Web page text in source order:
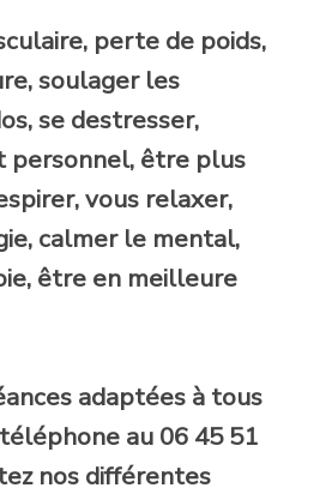
perte de poids,
soulager les
se destresser,
personnel, être plus
vous relaxer,
calmer le mental,
être en meilleure
adaptées à tous
au 06 45 51
nos différentes